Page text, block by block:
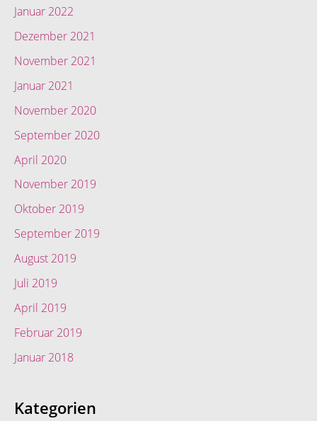
Januar 2022
Dezember 2021
November 2021
Januar 2021
November 2020
September 2020
April 2020
November 2019
Oktober 2019
September 2019
August 2019
Juli 2019
April 2019
Februar 2019
Januar 2018
Kategorien